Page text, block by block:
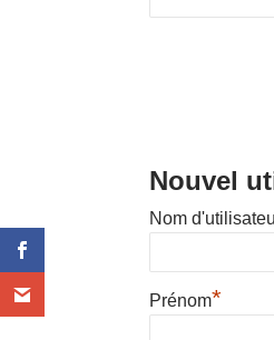
Nouvel
Nom
Prénom*